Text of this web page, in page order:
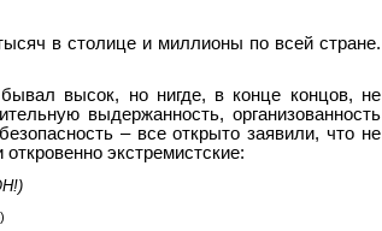
в столице и миллионы по всей стране.
высок, но нигде, в конце концов, не
выдержанность, организованность
– все открыто заявили, что не
экстремистские: